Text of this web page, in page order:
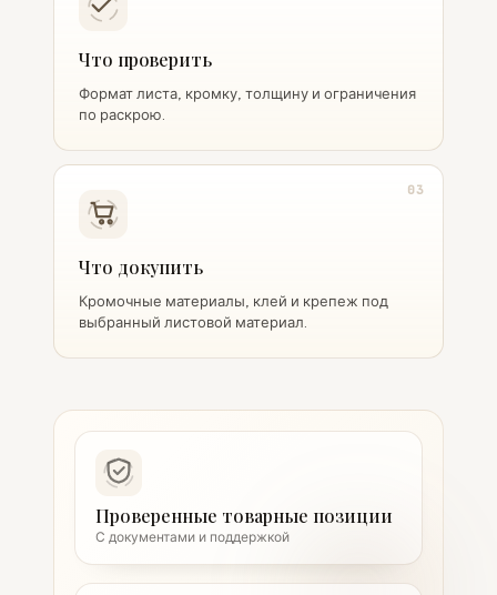
Что проверить
Формат листа, кромку, толщину и ограничения
по раскрою.
03
Что докупить
Кромочные материалы, клей и крепеж под
выбранный листовой материал.
Проверенные товарные позиции
С документами и поддержкой